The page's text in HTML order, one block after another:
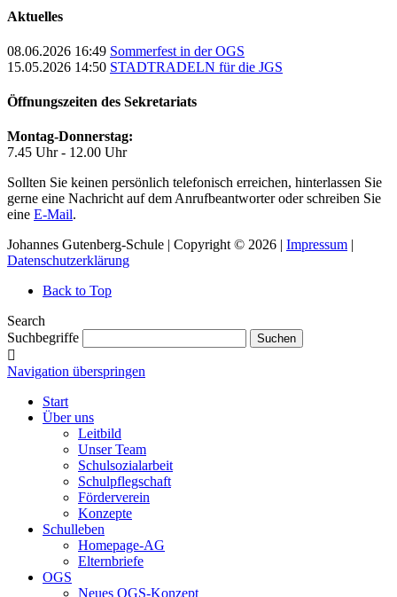
Aktuelles
08.06.2026 16:49 Sommerfest in der OGS
15.05.2026 14:50 STADTRADELN für die JGS
Öffnungszeiten des Sekretariats
Montag-Donnerstag:
7.45 Uhr - 12.00 Uhr
Sollten Sie keinen persönlich telefonisch erreichen, hinterlassen Sie
gerne eine Nachricht auf dem Anrufbeantworter oder schreiben Sie
eine E-Mail.
Johannes Gutenberg-Schule | Copyright © 2026 | Impressum
Datenschutzerklärung
Back to Top
Search
Suchbegriffe
Suchen
Navigation überspringen
Start
Über uns
Leitbild
Unser Team
Schulsozialarbeit
Schulpflegschaft
Förderverein
Konzepte
Schulleben
Homepage-AG
Elternbriefe
OGS
Neues OGS-Konzept